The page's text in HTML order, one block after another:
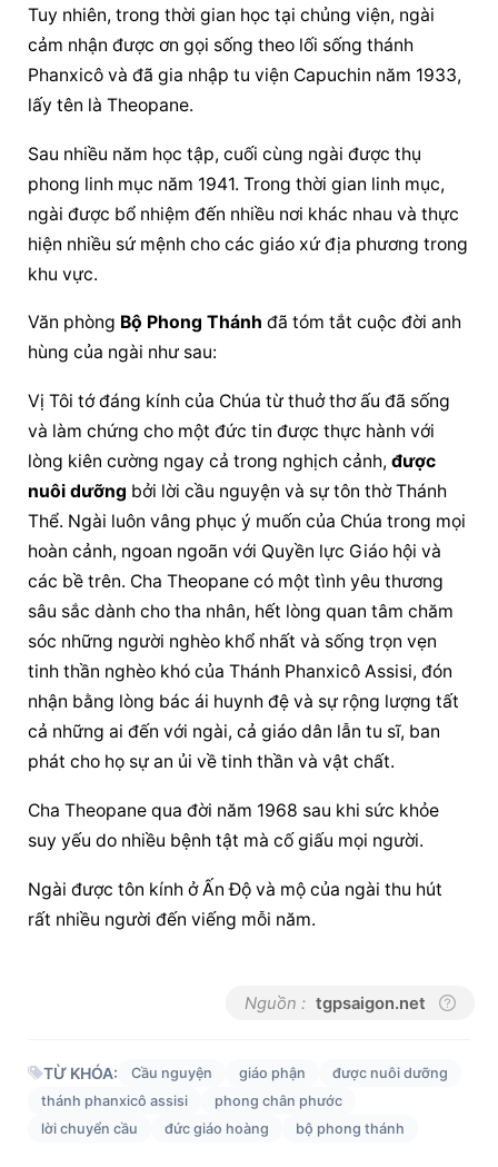
Tuy nhiên, trong thời gian học tại chủng viện, ngài
cảm nhận được ơn gọi sống theo lối sống thánh
Phanxicô và đã gia nhập tu viện Capuchin năm 1933,
lấy tên là Theopane.
Sau nhiều năm học tập, cuối cùng ngài được thụ
phong linh mục năm 1941. Trong thời gian linh mục,
ngài được bổ nhiệm đến nhiều nơi khác nhau và thực
hiện nhiều sứ mệnh cho các giáo xứ địa phương trong
khu vực.
Văn phòng Bộ Phong Thánh đã tóm tắt cuộc đời anh
hùng của ngài như sau:
Vị Tôi tớ đáng kính của Chúa từ thuở thơ ấu đã sống
và làm chứng cho một đức tin được thực hành với
lòng kiên cường ngay cả trong nghịch cảnh, được
nuôi dưỡng bởi lời cầu nguyện và sự tôn thờ Thánh
Thể. Ngài luôn vâng phục ý muốn của Chúa trong mọi
hoàn cảnh, ngoan ngoãn với Quyền lực Giáo hội và
các bề trên. Cha Theopane có một tình yêu thương
sâu sắc dành cho tha nhân, hết lòng quan tâm chăm
sóc những người nghèo khổ nhất và sống trọn vẹn
tinh thần nghèo khó của Thánh Phanxicô Assisi, đón
nhận bằng lòng bác ái huynh đệ và sự rộng lượng tất
cả những ai đến với ngài, cả giáo dân lẫn tu sĩ, ban
phát cho họ sự an ủi về tinh thần và vật chất.
Cha Theopane qua đời năm 1968 sau khi sức khỏe
suy yếu do nhiều bệnh tật mà cố giấu mọi người.
Ngài được tôn kính ở Ấn Độ và mộ của ngài thu hút
rất nhiều người đến viếng mỗi năm.
Nguồn : tgpsaigon.net
TỪ KHÓA: Cầu nguyện giáo phận
được nuôi dưỡng
thánh phanxicô assisi
phong chân phước
lời chuyển cầu
đức giáo hoàng bộ phong thánh